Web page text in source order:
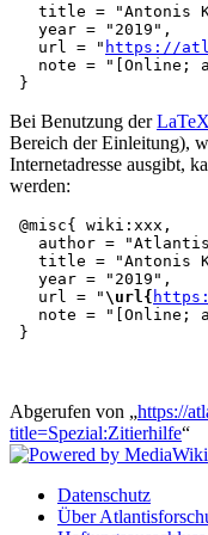
title = "Antonis
   year = "2019",
   url = "
https://
note = "[Online;
Bei Benutzung derLaTeX
Bereich der Einleitung),
Internetadresse ausgibt,
werden:
@misc{ wiki:xxx,
author =
title = "Antonis
   year = "2019",
   url = "
\url{
note = "[Online;
Abgerufen von „https://
title=Spezial:Zitierhilfe“
Datenschutz
Über